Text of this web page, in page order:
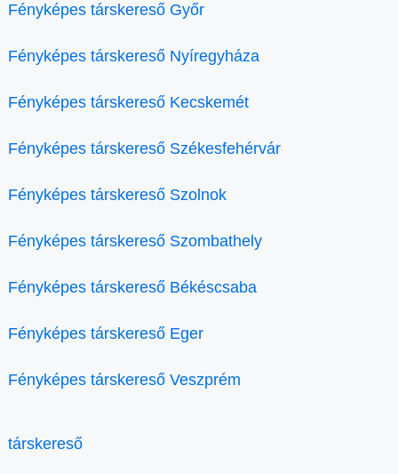
Fényképes társkereső Győr
Fényképes társkereső Nyíregyháza
Fényképes társkereső Kecskemét
Fényképes társkereső Székesfehérvár
Fényképes társkereső Szolnok
Fényképes társkereső Szombathely
Fényképes társkereső Békéscsaba
Fényképes társkereső Eger
Fényképes társkereső Veszprém
társkereső